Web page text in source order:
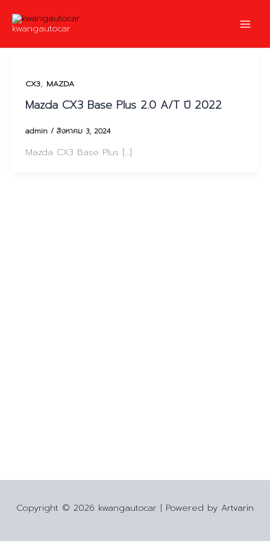
content
kwangautocar
CX3, MAZDA
Mazda CX3 Base Plus 2.0 A/T ปี 2022
admin / สิงหาคม 3, 2024
Mazda CX3 Base Plus […]
Copyright © 2026 kwangautocar | Powered by Artvarin